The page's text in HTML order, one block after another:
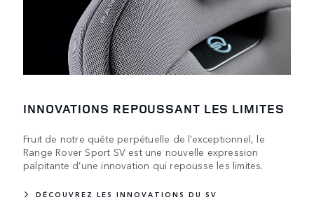
INNOVATIONS REPOUSSANT LES LIMITES
Fruit de notre quête perpétuelle de l’exceptionnel, le
Range Rover Sport SV est une nouvelle expression
palpitante d’une innovation qui repousse les limites.
DÉCOUVREZ LES INNOVATIONS DU SV